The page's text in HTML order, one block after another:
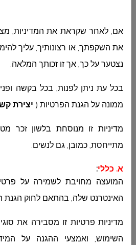
الحوسبة وانظمة المعلومات
التربية والتعليم
مركز الخدمات النفسية
قسم الصحة والبيئة وترخيص
אם, לאחר שקראת את המדיניות,
את השקפתך, או רצונותיך, עליך
נצטער על כך, אך זו זכותך המלאה.
בכל עת ניתן לפנות, בכל בקשה
ממונה על הגנת הפרטיות ( יצירת
מדיניות זו מנוסחת בלשון זכר
מתייחסת, כמובן, גם לנשים.
א. כללי:
המועצה מחויבת לשמירה על
האינטרנט שלה, בהתאם לחוק הגנת
מדיניות פרטיות זו מסבירה את
השימוש, ואמצעי ההגנה על